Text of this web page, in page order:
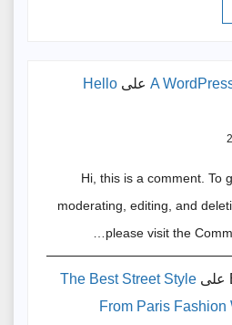
A على Hello
Hi, this is a comment. To
moderating, editing, and
please visit the
على The Best Street Style
From Paris Fashion